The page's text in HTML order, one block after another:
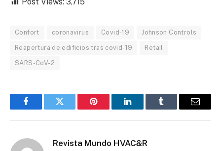
Post Views: 3,715
Confort coronavirus Covid-19 Johnson Controls
Reapertura de edificios tras covid-19 Retail
SARS-CoV-2
FacebookTwitter Pinterest LinkedInTumblr Email
Revista Mundo HVAC&R